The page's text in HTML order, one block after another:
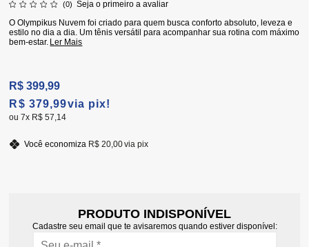
(0)
Seja o primeiro a avaliar
O Olympikus Nuvem foi criado para quem busca conforto absoluto, leveza e
estilo no dia a dia. Um tênis versátil para acompanhar sua rotina com máximo
bem-estar. Ler Mais
R$ 379,99via pix!
R$ 399,99
7x R$ 57,14
Você economiza R$ 20,00via pix
PRODUTO INDISPONÍVEL
Cadastre seu email que te avisaremos quando estiver disponível: